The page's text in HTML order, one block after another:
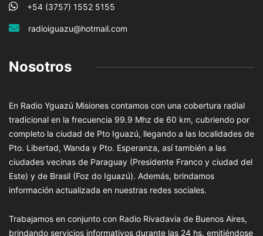
+54 (3757) 1552 5155
radioiguazu@hotmail.com
Nosotros
En Radio Yguazú Misiones contamos con una cobertura radial
tradicional en la frecuencia 99.9 Mhz de 60 km, cubriendo por
completo la ciudad de Pto Iguazú, llegando a las localidades de
Pto. Libertad, Wanda y Pto. Esperanza, así también a las
ciudades vecinas de Paraguay (Presidente Franco y ciudad del
Este) y de Brasil (Foz do Iguazú). Además, brindamos
información actualizada en nuestras redes sociales.
Trabajamos en conjunto con Radio Rivadavia de Buenos Aires,
brindando servicios informativos durante las 24 hs. emitiéndose